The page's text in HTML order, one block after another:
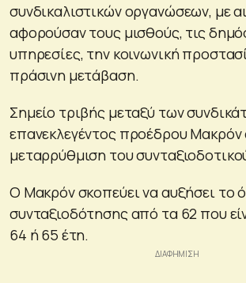
συνδικαλιστικών οργανώσεων, με
αφορούσαν τους μισθούς, τις
υπηρεσίες, την κοινωνική
πράσινη μετάβαση.
Σημείο τριβής μεταξύ των
επανεκλεγέντος προέδρου Μακρόν
μεταρρύθμιση του
Ο Μακρόν σκοπεύει να αυξήσει το
συνταξιοδότησης από τα 62 που
64 ή 65 έτη.